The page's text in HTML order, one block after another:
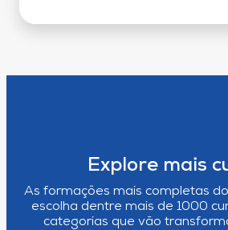
Explore mais
As formações mais completas
escolha dentre mais de 1000
categorias que vão